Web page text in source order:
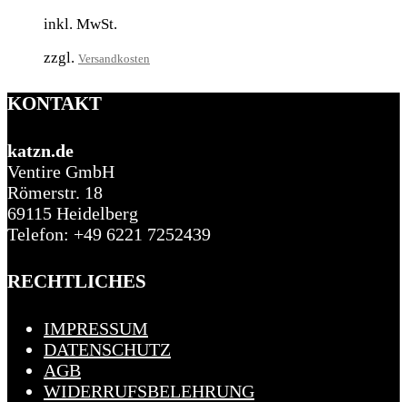
inkl. MwSt.
zzgl. Versandkosten
KONTAKT
katzn.de
Ventire GmbH
Römerstr. 18
69115 Heidelberg
Telefon: +49 6221 7252439
RECHTLICHES
IMPRESSUM
DATENSCHUTZ
AGB
WIDERRUFSBELEHRUNG